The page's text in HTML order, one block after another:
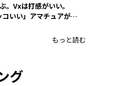
。Vxは打感がいい。
コいい」アマチュアが選
もっと読む
グ